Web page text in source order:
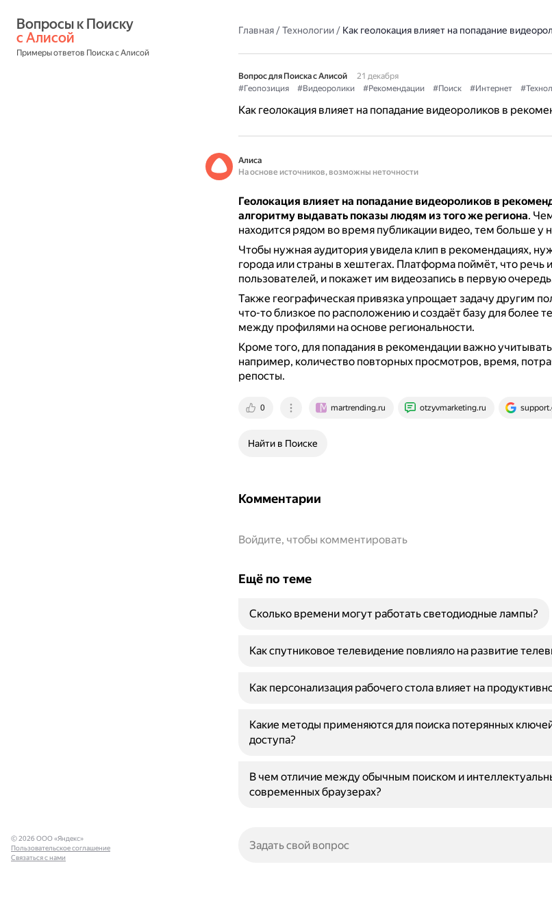
с Алисой
Примеры ответов Поиска с Алисой
Главная/Технологии/ Как геолокация влияет на попадание
Вопрос для Поиска с Алисой
21 декабря
#Геопозиция
#Видеоролики #Рекомендации #Поиск #Интернет
Как геолокация влияет на попадание видеороликов в
Алиса
На основе источников, возможны неточности
Геолокация влияет на попадание видеороликов в
алгоритму выдавать показы людям из того же региона.
находится рядом во время публикации видео, тем больше у
Чтобы нужная аудитория увидела клип в рекомендациях,
города или страны в хештегах. Платформа поймёт, что речь
пользователей, и покажет им видеозапись в первую
Также географическая привязка упрощает задачу другим
что-то близкое по расположению и создаёт базу для более
между профилями на основе региональности.
Кроме того, для попадания в рекомендации важно
например, количество повторных просмотров, время,
репосты.
0 martrending.ru otzyvmarketing.ru
Найти в Поиске
Комментарии
Войдите, чтобы комментировать
Ещё по теме
Сколько времени могут работать светодиодные лампы?
Как спутниковое телевидение повлияло на развитие
Как персонализация рабочего стола влияет на
Какие методы применяются для поиска потерянных
доступа?
В чем отличие между обычным поиском и
современных браузерах?
© 2026 ООО «Яндекс»
Пользовательское соглашение
Связаться с нами